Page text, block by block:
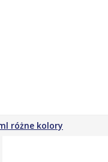
różne kolory